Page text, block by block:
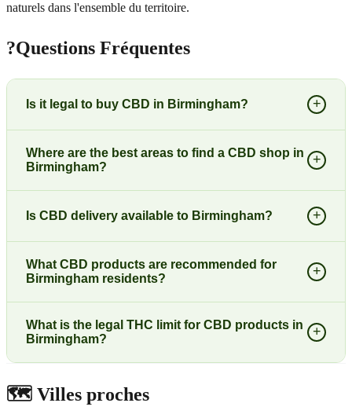
naturels dans l'ensemble du territoire.
?Questions Fréquentes
Is it legal to buy CBD in Birmingham? +
Where are the best areas to find a CBD shop in
Birmingham?
+
Is CBD delivery available to Birmingham? +
What CBD products are recommended for
Birmingham residents?
+
What is the legal THC limit for CBD products in
Birmingham?
+
🗺️ Villes proches